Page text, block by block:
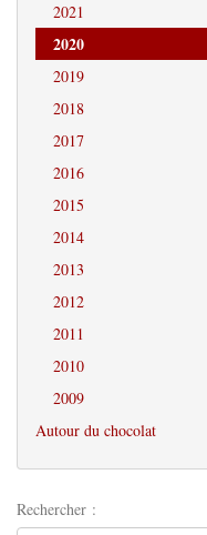
2021
2020
2019
2018
2017
2016
2015
2014
2013
2012
2011
2010
2009
Autour du chocolat
Rechercher :